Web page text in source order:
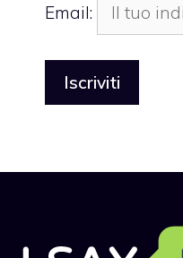
Email: